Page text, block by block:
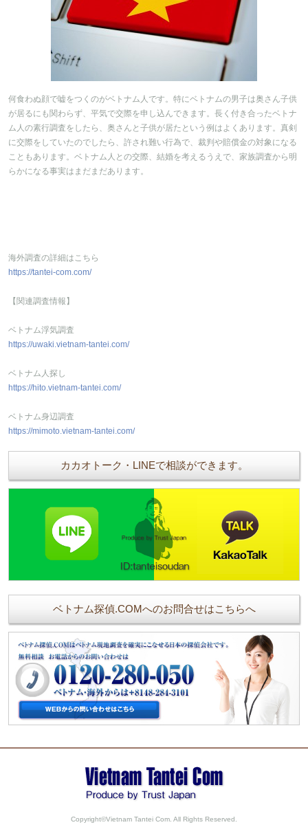
何食わぬ顔で嘘をつくのがベトナム人です。特にベトナムの男子は奥さん子供
が居るにも関わらず、平気で交際を申し込んできます。長く付き合ったベトナ
ム人の素行調査をしたら、奥さんと子供が居たという例はよくあります。真剣
に交際をしていたのでしたら、許され難い行為で、裁判や賠償金の対象になる
こともあります。ベトナム人との交際、結婚を考えるうえで、家族調査から明
らかになる事実はまだまだあります。
海外調査の詳細はこちら
https://tantei-com.com/
【関連調査情報】
ベトナム浮気調査
https://uwaki.vietnam-tantei.com/
ベトナム人探し
https://hito.vietnam-tantei.com/
ベトナム身辺調査
https://mimoto.vietnam-tantei.com/
カカオトーク・LINEで相談ができます。
ベトナム探偵.COMへのお問合せはこちらへ
Copyright©Vietnam Tantei Com. All Rights Reserved.